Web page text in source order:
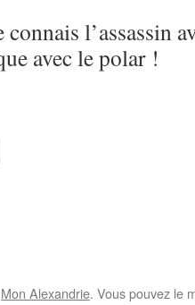
l’assassin
avec le polar !
Mon Alexandrie. Vous pouvez le